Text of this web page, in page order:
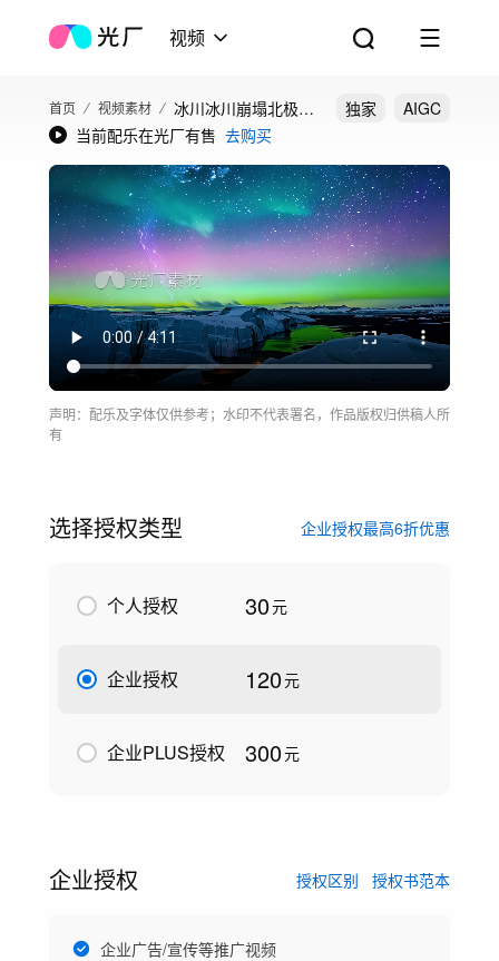
视频
首页 视频素材
冰川冰川崩塌北极光
冰川星空北极光被和
世界
独家
AIGC
当前配乐在光厂有售 去购买
声明：配乐及字体仅供参考；水印不代表署名，作品版权归供稿人所
有
选择授权类型 企业授权最高6折优惠
个人授权 30元
企业授权 120元
企业PLUS授权 300元
企业授权 授权区别 授权书范本
企业广告/宣传等推广视频